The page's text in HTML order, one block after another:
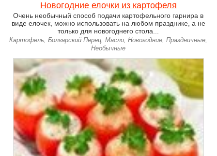
Новогодние елочки из картофеля
Очень необычный способ подачи картофельного гарнира в
виде елочек, можно использовать на любом празднике, а не
только для новогоднего стола...
Картофель, Болгарский Перец, Масло, Новогодние, Праздничные,
Необычные